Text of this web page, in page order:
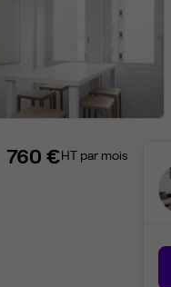
760 €HT par mois